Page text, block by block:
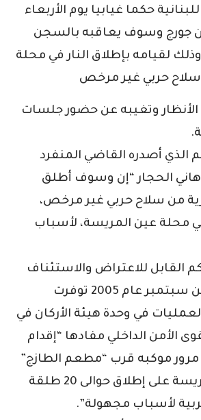
حكما غيابيا يوم الأربعاء
جورج وسوف يعاقبه بالسجن
لقيامه بإطلاق النار في محلة
حربي غير مرخص
وتغيبه عن حضور جلسات
الذي أصدره القاضي المنفرد
هاني الحجار “إن وسوف أطلق
نارية من سلاح حربي غير مرخص،
6-9-2005 في محلة عين المريسة، لأسباب
القابل للاعتراض والاستئناف
أنه في السادس من سبتمبر عام 2005 توفرت
في وحدة هيئة الأركان في
الأمن الداخلي مفادها “إقدام
موكبه قرب “مطعم الطازج”
في محلة عين المريسة على إطلاق حوالى 20 طلقة
لأسباب مجهولة”.